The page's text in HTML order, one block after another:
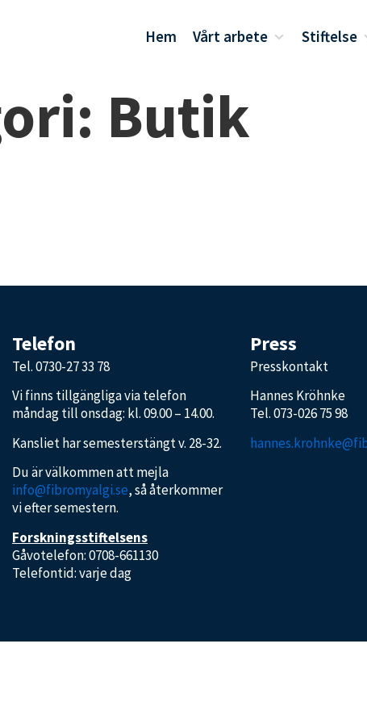
Hem Vårt arbete Stiftelse
Butik
Telefon
Tel.0730-27 33 78
Vi finns tillgängliga via telefon
måndag till onsdag: kl. 09.00 – 14.00.
Kansliet har semesterstängt v. 28-32.
Du är välkommen att mejla
info@fibromyalgi.se, så återkommer
vi efter semestern.
Forskningsstiftelsens
Gåvotelefon: 0708-661130
Telefontid: varje dag
Press
Presskontakt
Hannes Kröhnke
Tel.073-026 75 98